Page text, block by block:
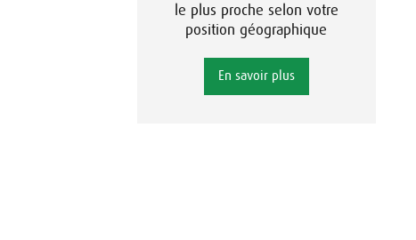
le plus proche selon votre
position géographique
En savoir plus